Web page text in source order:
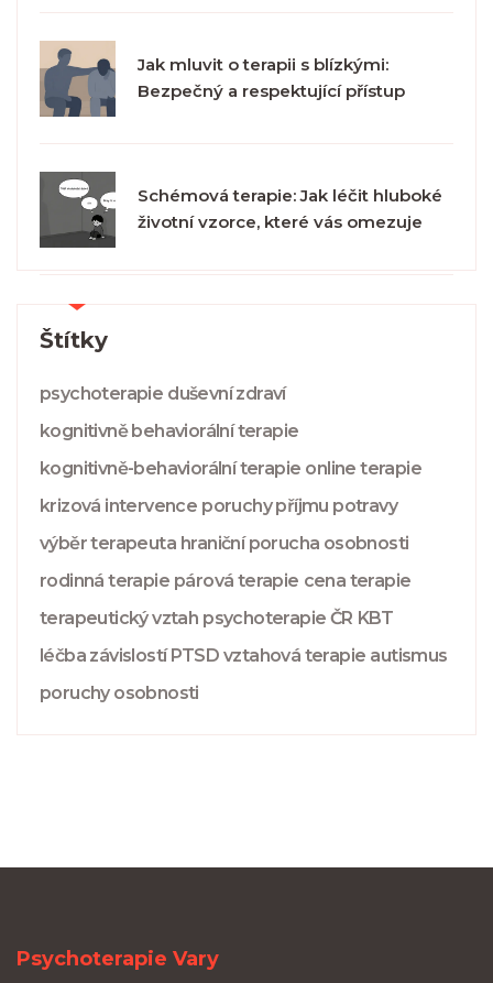
Jak mluvit o terapii s blízkými:
Bezpečný a respektující přístup
Schémová terapie: Jak léčit hluboké
životní vzorce, které vás omezuje
Štítky
psychoterapie duševní zdraví
kognitivně behaviorální terapie
kognitivně-behaviorální terapie online terapie
krizová intervence poruchy příjmu potravy
výběr terapeuta hraniční porucha osobnosti
rodinná terapie párová terapie cena terapie
terapeutický vztah psychoterapie ČR KBT
léčba závislostí PTSD vztahová terapie autismus
poruchy osobnosti
Psychoterapie Vary